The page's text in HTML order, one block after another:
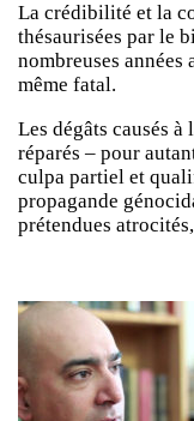
La crédibilité et la
thésaurisées par le
nombreuses années
même fatal.
Les dégâts causés
réparés – pour
culpa partiel et
propagande
prétendues